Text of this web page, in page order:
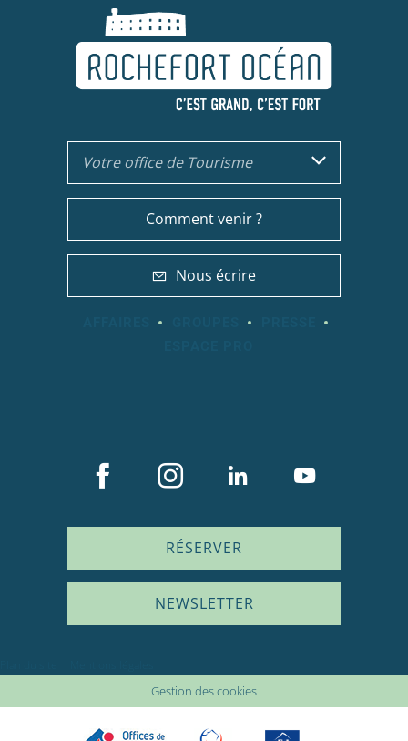
Votre office de Tourisme
Comment venir ?
Nous écrire
RÉSERVER
NEWSLETTER
Gestion des cookies